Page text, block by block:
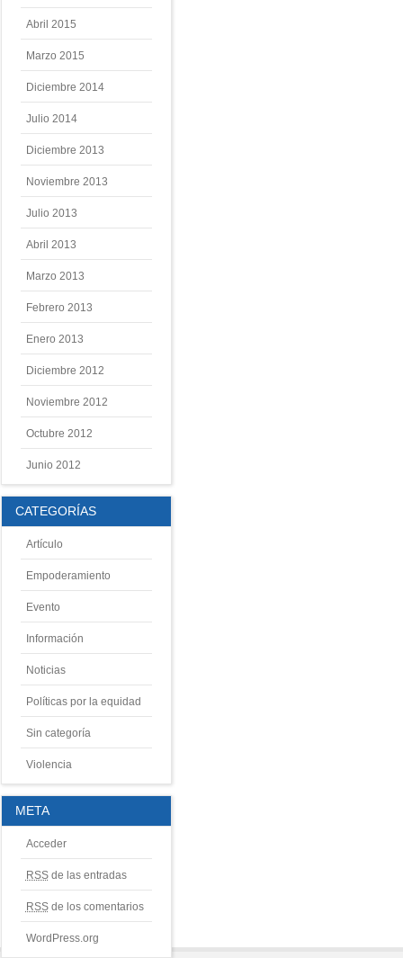
Abril 2015
Marzo 2015
Diciembre 2014
Julio 2014
Diciembre 2013
Noviembre 2013
Julio 2013
Abril 2013
Marzo 2013
Febrero 2013
Enero 2013
Diciembre 2012
Noviembre 2012
Octubre 2012
Junio 2012
CATEGORÍAS
Artículo
Empoderamiento
Evento
Información
Noticias
Políticas por la equidad
Sin categoría
Violencia
META
Acceder
RSSde las entradas
RSSde los comentarios
WordPress.org